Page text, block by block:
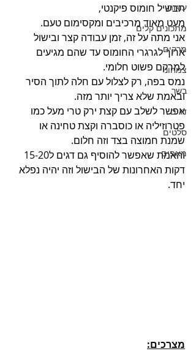
עוגות
מתכונים קלים
מרקים
צמחוני
בשר
דגים
סלטים
מאפים
תבשיל חומוס פיקנטי,
מעט מאוד מרכיבים ומקסימום טעם.
אני מתה על זה, זמן עבודה קצר ובישול
ארוך לגרגרי החומוס עד שהם מגיעים
למרקם פשוט חלומי.
נמס בפה, רק לצלול עם חלה לתוך הסיר
ובאמת שלא צריך יותר מזה.
אפשר לשלב עם קצת ירק טרי מעל כמו
פטרוזיליה או כוסברה וקצת טחינה או
שמנת חמוצה בצד וזה חלום.
דקות האחרונות של הבישול וזה יהיה נפלא
יחד.
מצרכים: